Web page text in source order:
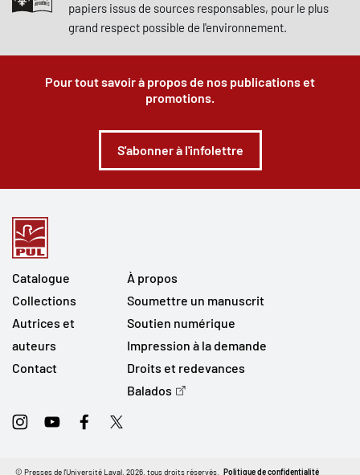
papiers issus de sources responsables, pour le plus
grand respect possible de l'environnement.
Pour tout savoir à propos de nos publications et
promotions.
S'abonner à l'infolettre
Catalogue
Collections
Autrices et
auteurs
Contact
À propos
Soumettre un manuscrit
Soutien numérique
Impression à la demande
Droits et redevances
Balados
InstagramYoutubeFacebookTwitter
© Presses de l'Université Laval, 2026, tous droits réservés. Politique de confidentialité